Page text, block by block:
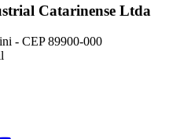
Catarinense Ltda
- CEP 89900-000